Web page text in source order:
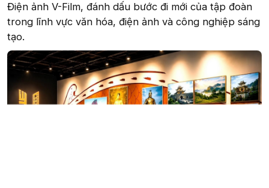
Điện ảnh V-Film, đánh dấu bước đi mới của tập đoàn
trong lĩnh vực văn hóa, điện ảnh và công nghiệp sáng
tạo.